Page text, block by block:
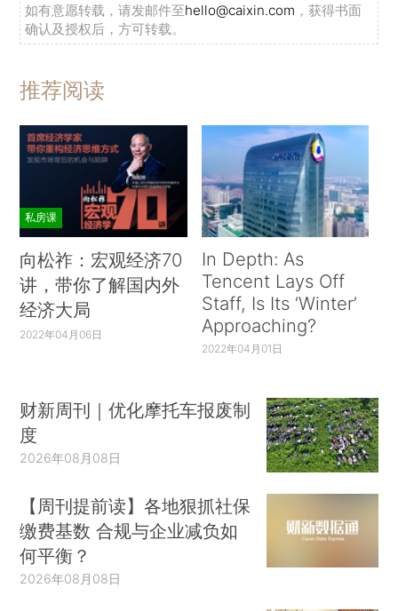
如有意愿转载，请发邮件至hello@caixin.com ，获得书面
确认及授权后，方可转载。
推荐阅读
私房课
向松祚：宏观经济70
讲，带你了解国内外
经济大局
2022年04月06日
In Depth: As
Tencent Lays Off
Staff, Is Its ‘Winter’
Approaching?
2022年04月01日
财新周刊｜优化摩托车报废制
度
2026年08月08日
【周刊提前读】各地狠抓社保
缴费基数 合规与企业减负如
何平衡？
2026年08月08日